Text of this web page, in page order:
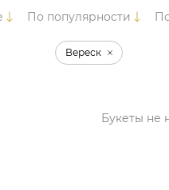
По популярности
Вереск
Букеты не